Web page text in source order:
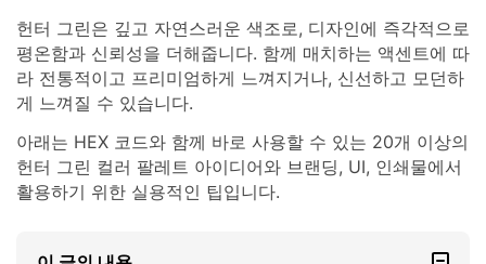
헌터 그린은 깊고 자연스러운 색조로, 디자인에 즉각적으로
평온함과 신뢰성을 더해줍니다. 함께 매치하는 액센트에 따
라 전통적이고 프리미엄하게 느껴지거나, 신선하고 모던하
게 느껴질 수 있습니다.
아래는 HEX 코드와 함께 바로 사용할 수 있는 20개 이상의
헌터 그린 컬러 팔레트 아이디어와 브랜딩, UI, 인쇄물에서
활용하기 위한 실용적인 팁입니다.